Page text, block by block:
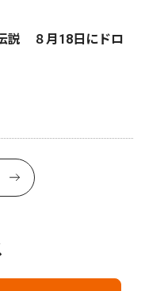
説 ８月18日にドロ